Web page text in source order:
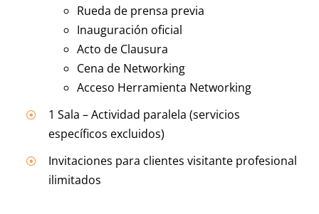
Rueda de prensa previa
Inauguración oficial
Acto de Clausura
Cena de Networking
Acceso Herramienta Networking
1 Sala – Actividad paralela (servicios
específicos excluidos)
Invitaciones para clientes visitante profesional
ilimitados